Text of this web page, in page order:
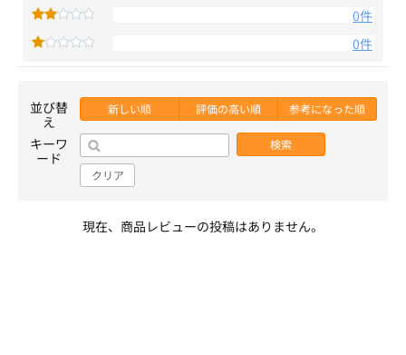
0件
0件
並び替
え
新しい順 評価の高い順 参考になった順
キーワ
ード
検索
クリア
現在、商品レビューの投稿はありません。